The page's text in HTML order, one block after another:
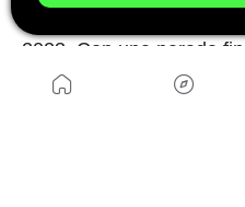
2023. Con una parada
hablado abiertamente